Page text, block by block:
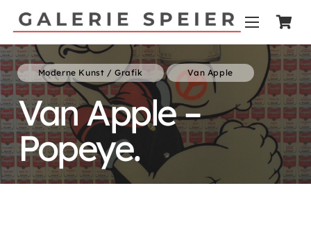
Moderne Kunst / Grafik Van Apple
Van Apple –
Popeye.